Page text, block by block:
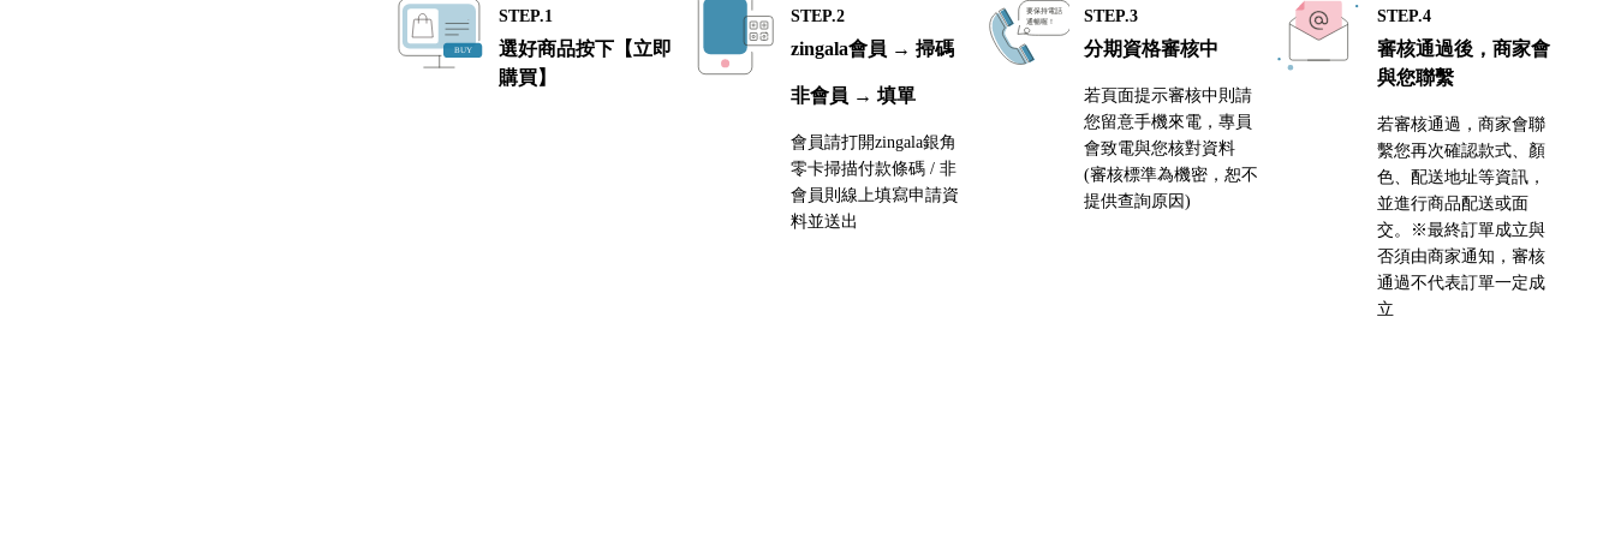
STEP.1
選好商品按下【立即
購買】
STEP.2
zingala會員 → 掃碼
非會員 → 填單
會員請打開zingala銀角
零卡掃描付款條碼 / 非
會員則線上填寫申請資
料並送出
STEP.3
分期資格審核中
若頁面提示審核中則請
您留意手機來電，專員
會致電與您核對資料
(審核標準為機密，恕不
提供查詢原因)
STEP.4
審核通過後，商家會
與您聯繫
若審核通過，商家會聯
繫您再次確認款式、顏
色、配送地址等資訊，
並進行商品配送或面
交。※最終訂單成立與
否須由商家通知，審核
通過不代表訂單一定成
立